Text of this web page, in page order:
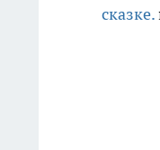
сказке.